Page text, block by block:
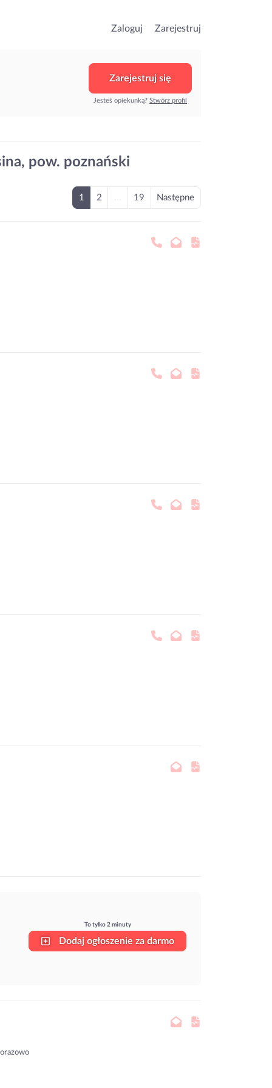
Zaloguj Zarejestruj
Zarejestruj się
Jesteś opiekunką? Stwórz profil
pow. poznański
1 2 19 Następne
To tylko 2 minuty
Dodaj ogłoszenie za darmo